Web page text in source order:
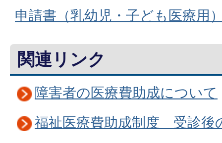
申請書（乳幼児・子ども医療用
関連リンク
障害者の医療費助成について
福祉医療費助成制度 受診後